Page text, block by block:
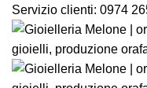
Servizio clienti: 0974